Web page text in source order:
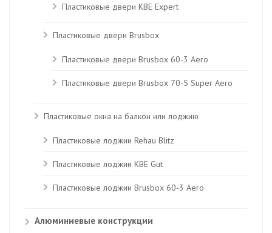
Пластиковые двери КВЕ Expert
Пластиковые двери Brusbox
Пластиковые двери Brusbox 60-3 Aero
Пластиковые двери Brusbox 70-5 Super Aero
Пластиковые окна на балкон или лоджию
Пластиковые лоджии Rehau Blitz
Пластиковые лоджии КВЕ Gut
Пластиковые лоджии Brusbox 60-3 Aero
Алюминиевые конструкции